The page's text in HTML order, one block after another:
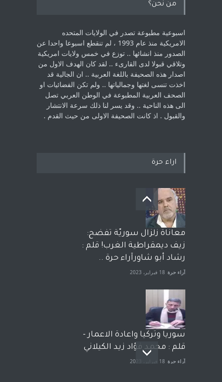
من نحن؟
اسبوعية مطبوعة تصدر في الولايات المتحده
الامريكية منذ عام 1993 ، لم ‏تنقطع اسبوعا واحدا عن
الصدور منذ انشائها .. توزع في خمس ولايات امريكية
‏وتلاقي قبولا لدى القارىء ..‏ لقد كان الهدف الاول من
اصدار هذه الصحيفة باللغة العربية .. ان الجالية قد
اخذت ‏تنسى لغتها وجمالياتها .. ولم تكن الفضائيات او
الصحف العربية المطبوعة في الوطن ‏العربي تصل
الى هذه الناحية .. وقد يسر لنا ذلك سرعة الانتشار
والقبول . اذ كانت ‏الصحيفة الاولى من حيث القدم . ‏
اراء حرة
معاناة زلزال سوريّة تفضح:
زيف ديمقراطية الغرب! قلم :
رشاد أبو شاورآراء حرة ..
آراء حرة 18 فبراير، 2023
سوريا وتركيا واعادة الاعمار -
قلم : محمد فؤاد زيد الكيلاني
آراء حرة 18 فبراير، 2023